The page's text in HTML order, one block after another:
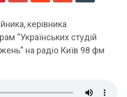
керівника
“Українських студій
на радіо Київ 98 фм